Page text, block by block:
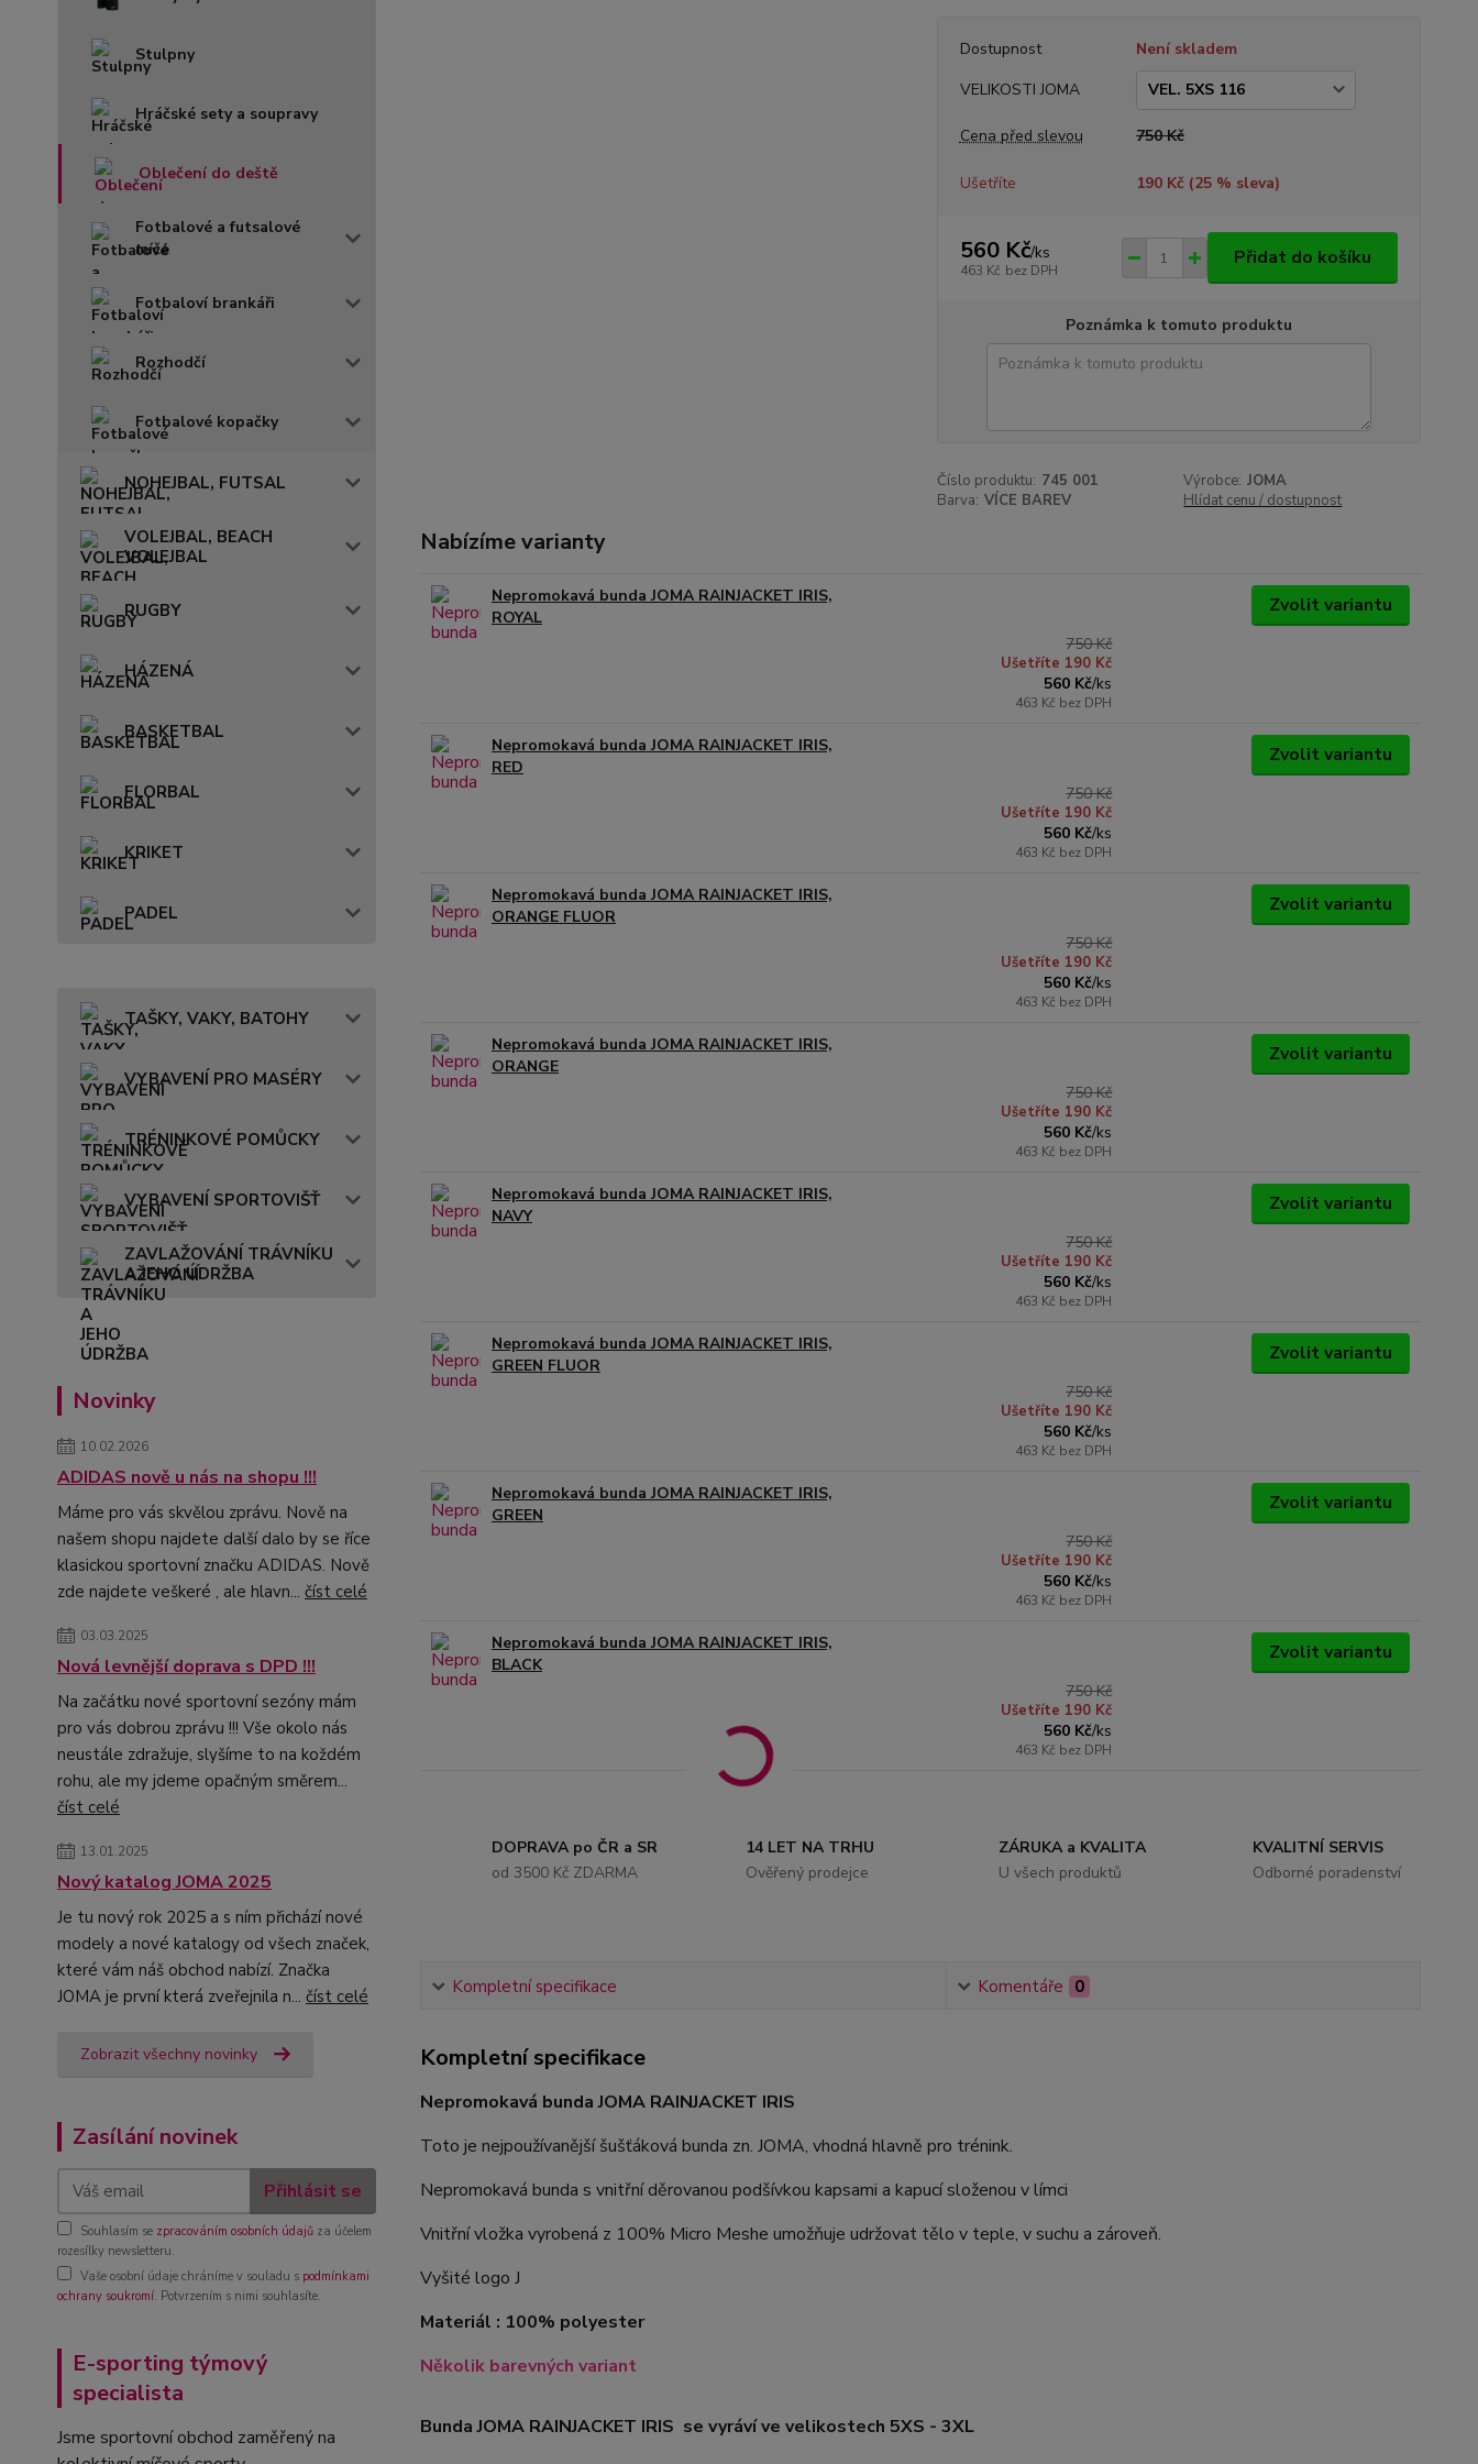
Stulpny
Hráčské sety a soupravy
Oblečení do deště
Fotbalové a futsalové
míče
Fotbaloví brankáři
Rozhodčí
Fotbalové kopačky
NOHEJBAL, FUTSAL
VOLEJBAL, BEACH
VOLEJBAL
RUGBY
HÁZENÁ
BASKETBAL
FLORBAL
KRIKET
PADEL
TAŠKY, VAKY, BATOHY
VYBAVENÍ PRO MASÉRY
TRÉNINKOVÉ POMŮCKY
VYBAVENÍ SPORTOVIŠŤ
ZAVLAŽOVÁNÍ TRÁVNÍKU
A JEHO ÚDRŽBA
Novinky
10.02.2026
ADIDAS nově u nás na shopu !!!
Máme pro vás skvělou zprávu. Nově na
našem shopu najdete další dalo by se říce
klasickou sportovní značku ADIDAS. Nově
zde najdete veškeré , ale hlavn... číst celé
03.03.2025
Nová levnější doprava s DPD !!!
Na začátku nové sportovní sezóny mám
pro vás dobrou zprávu !!! Vše okolo nás
neustále zdražuje, slyšíme to na koždém
rohu, ale my jdeme opačným směrem...
číst celé
13.01.2025
Nový katalog JOMA 2025
Je tu nový rok 2025 a s ním přichází nové
modely a nové katalogy od všech značek,
které vám náš obchod nabízí. Značka
JOMA je první která zveřejnila n... číst celé
Zobrazit všechny novinky
Zasílání novinek
Přihlásit se
Souhlasím se zpracováním osobních údajů za účelem
rozesílky newsletteru.
Vaše osobní údaje chráníme v souladu s podmínkami
ochrany soukromí. Potvrzením s nimi souhlasíte.
E-sporting týmový
specialista
Jsme sportovní obchod zaměřený na
Dostupnost
Není skladem
VELIKOSTI JOMA
Cena před slevou 750 Kč
Ušetříte 190 Kč (25% sleva)
560 Kč/ks
463 Kč bez DPH
Přidat do košíku
Poznámka k tomuto produktu
Číslo produktu: 745 001 Výrobce: JOMA
Barva: VÍCE BAREV Hlídat cenu / dostupnost
Nabízíme varianty
Nepromokavá bunda JOMA RAINJACKET IRIS,
ROYAL
750 Kč
Ušetříte 190 Kč
560 Kč/ks
463 Kč bez DPH
Zvolit variantu
Nepromokavá bunda JOMA RAINJACKET IRIS,
RED
750 Kč
Ušetříte 190 Kč
560 Kč/ks
463 Kč bez DPH
Zvolit variantu
Nepromokavá bunda JOMA RAINJACKET IRIS,
ORANGE FLUOR
750 Kč
Ušetříte 190 Kč
560 Kč/ks
463 Kč bez DPH
Zvolit variantu
Nepromokavá bunda JOMA RAINJACKET IRIS,
ORANGE
750 Kč
Ušetříte 190 Kč
560 Kč/ks
463 Kč bez DPH
Zvolit variantu
Nepromokavá bunda JOMA RAINJACKET IRIS,
NAVY
750 Kč
Ušetříte 190 Kč
560 Kč/ks
463 Kč bez DPH
Zvolit variantu
Nepromokavá bunda JOMA RAINJACKET IRIS,
GREEN FLUOR
750 Kč
Ušetříte 190 Kč
560 Kč/ks
463 Kč bez DPH
Zvolit variantu
Nepromokavá bunda JOMA RAINJACKET IRIS,
GREEN
750 Kč
Ušetříte 190 Kč
560 Kč/ks
463 Kč bez DPH
Zvolit variantu
Nepromokavá bunda JOMA RAINJACKET IRIS,
BLACK
750 Kč
Ušetříte 190 Kč
560 Kč/ks
463 Kč bez DPH
Zvolit variantu
DOPRAVA po ČR a SR
od 3500 Kč ZDARMA
14 LET NA TRHU
Ověřený prodejce
ZÁRUKA a KVALITA
U všech produktů
KVALITNÍ SERVIS
Odborné poradenství
Kompletní specifikace Komentáře 0
Kompletní specifikace
Nepromokavá bunda JOMA RAINJACKET IRIS
Toto je nejpoužívanější šušťáková bunda zn. JOMA, vhodná hlavně pro trénink.
Nepromokavá bunda s vnitřní děrovanou podšívkou kapsami a kapucí složenou v límci
Vnitřní vložka vyrobená z 100% Micro Meshe umožňuje udržovat tělo v teple, v suchu a zároveň.
Vyšité logo J
Materiál : 100% polyester
Několik barevných variant
Bunda JOMA RAINJACKET IRIS se vyráví ve velikostech 5XS - 3XL